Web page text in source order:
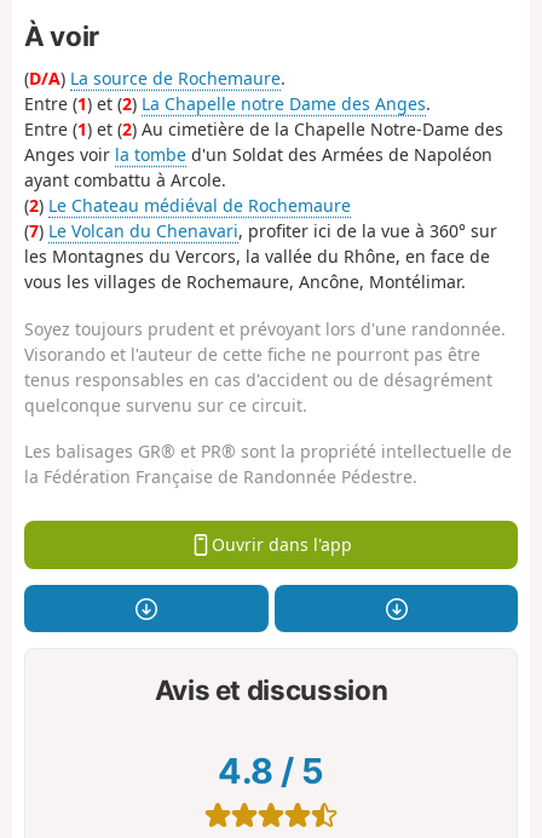
À voir
(D/A) La source de Rochemaure.
Entre (1) et (2) La Chapelle notre Dame des Anges.
Entre (1) et (2) Au cimetière de la Chapelle Notre-Dame des
Anges voir la tombe d'un Soldat des Armées de Napoléon
ayant combattu à Arcole.
(2) Le Chateau médiéval de Rochemaure
(7) Le Volcan du Chenavari, profiter ici de la vue à 360° sur
les Montagnes du Vercors, la vallée du Rhône, en face de
vous les villages de Rochemaure, Ancône, Montélimar.
Soyez toujours prudent et prévoyant lors d'une randonnée.
Visorando et l'auteur de cette fiche ne pourront pas être
tenus responsables en cas d'accident ou de désagrément
quelconque survenu sur ce circuit.
Les balisages GR® et PR® sont la propriété intellectuelle de
la Fédération Française de Randonnée Pédestre.
Ouvrir dans l'app
Avis et discussion
4.8 / 5